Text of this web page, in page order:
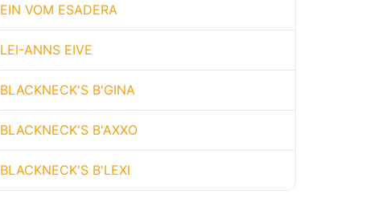
EIN VOM ESADERA
LEI-ANNS EIVE
BLACKNECK'S B'GINA
BLACKNECK'S B'AXXO
BLACKNECK'S B'LEXI